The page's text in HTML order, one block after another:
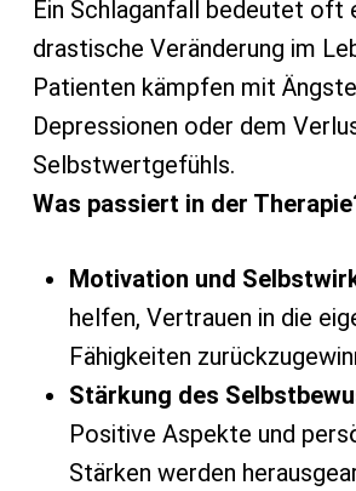
Ein Schlaganfall bedeutet oft
drastische Veränderung im
Patienten kämpfen mit
Depressionen oder dem
Selbstwertgefühls.
Was passiert in der
Motivation und
helfen, Vertrauen in die
Fähigkeiten
Stärkung des
Positive Aspekte und
Stärken werden